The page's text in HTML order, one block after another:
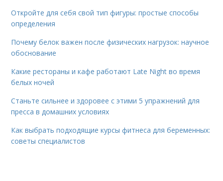
Откройте для себя свой тип фигуры: простые способы
определения
Почему белок важен после физических нагрузок: научное
обоснование
Какие рестораны и кафе работают Late Night во время
белых ночей
Станьте сильнее и здоровее с этими 5 упражнений для
пресса в домашних условиях
Как выбрать подходящие курсы фитнеса для беременных:
советы специалистов